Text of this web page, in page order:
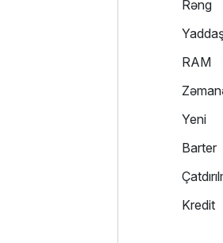
Rəng
RAM
Yeni
Barter
Kredit